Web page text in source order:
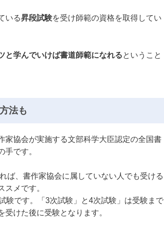
いる昇段試験を受け師範の資格を取得してい
と学んでいけば書道師範になれるということ
法も
家協会が実施する文部科学大臣認定の全国書
です。
ば、書作家協会に属していない人でも受ける
スメです。
験です。「3次試験」と4次試験」は受験まで
けた後に受験となります。